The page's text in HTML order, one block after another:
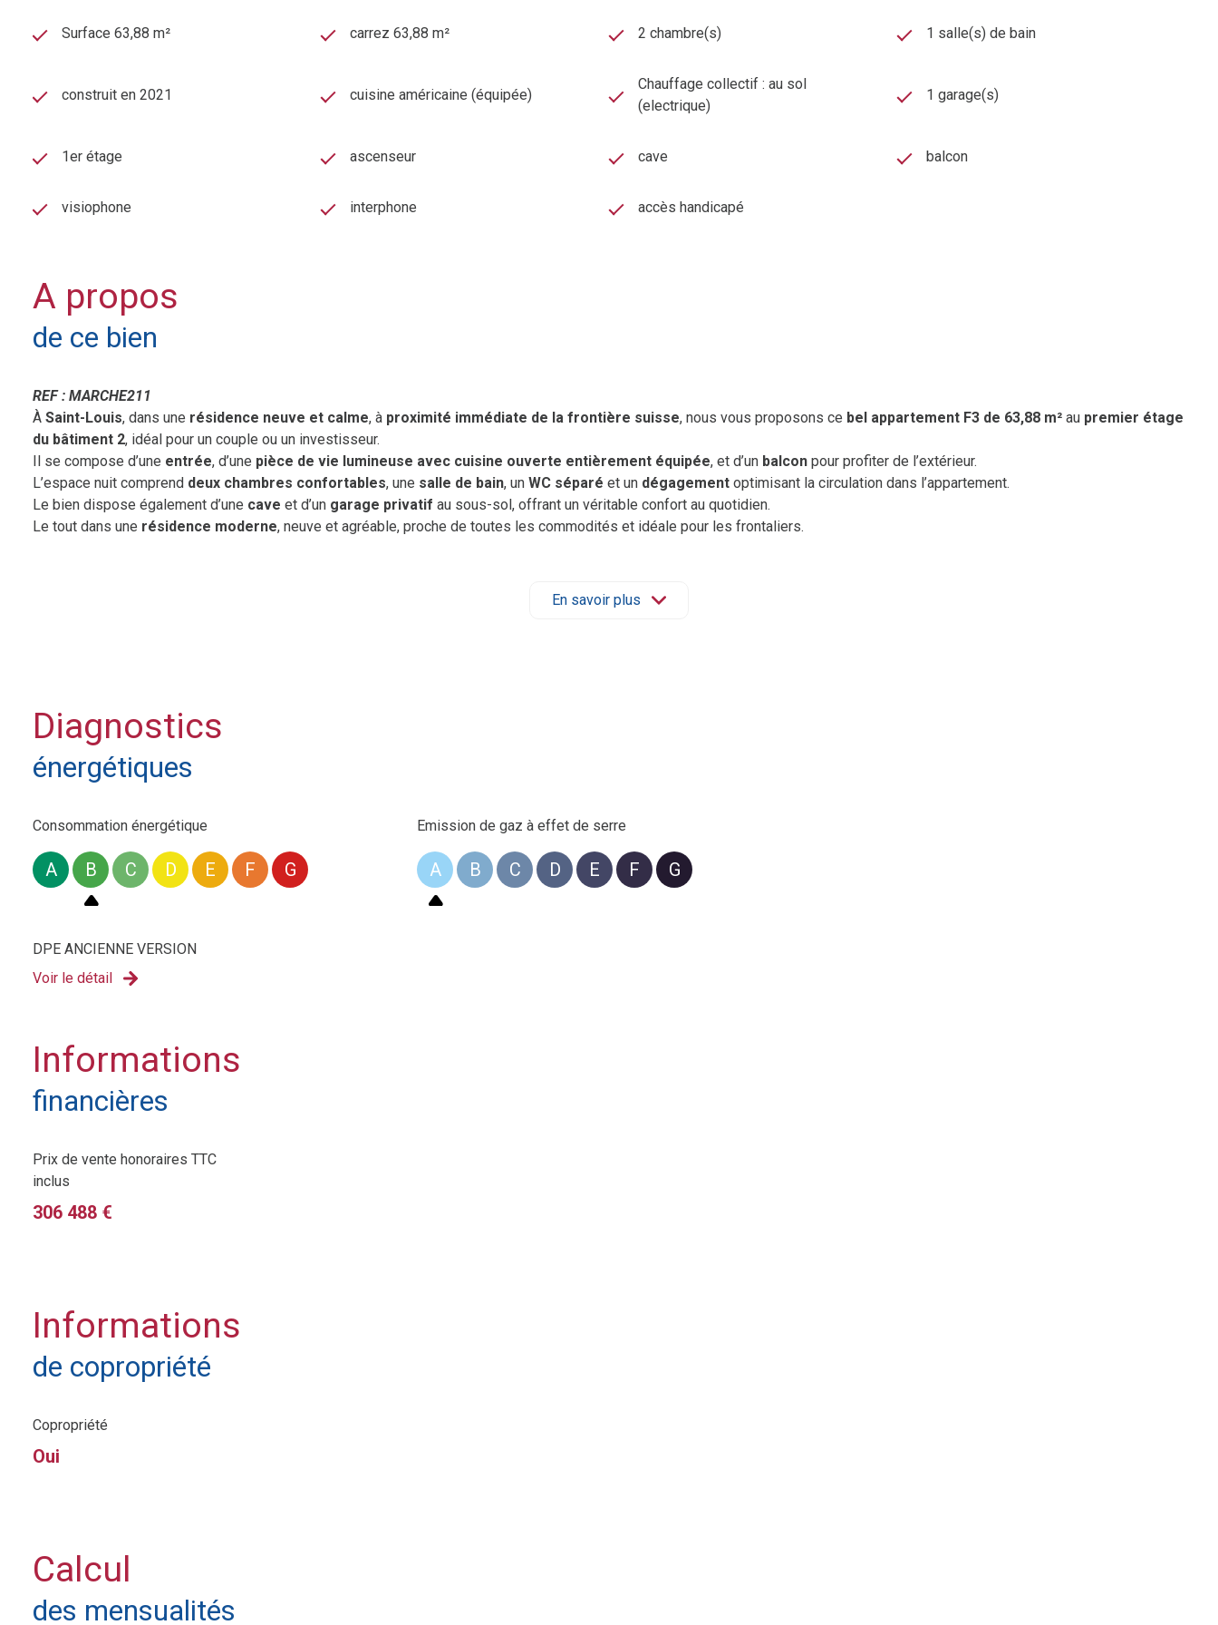
Surface 63,88 m² carrez 63,88 m² 2 chambre(s) 1 salle(s) de bain
construit en 2021 cuisine américaine (équipée)
Chauffage collectif : au sol
(electrique)
1 garage(s)
1er étage ascenseur cave balcon
visiophone interphone accès handicapé
A propos
de ce bien
REF : MARCHE211
À Saint-Louis, dans une résidence neuve et calme, à proximité immédiate de la frontière suisse, nous vous proposons ce bel appartement F3 de 63,88 m² au premier étage
du bâtiment 2, idéal pour un couple ou un investisseur.
Il se compose d’une entrée, d’une pièce de vie lumineuse avec cuisine ouverte entièrement équipée, et d’un balcon pour profiter de l’extérieur.
L’espace nuit comprend deux chambres confortables, une salle de bain, un WC séparé et un dégagement optimisant la circulation dans l’appartement.
Le bien dispose également d’une cave et d’un garage privatif au sous-sol, offrant un véritable confort au quotidien.
Le tout dans une résidence moderne, neuve et agréable, proche de toutes les commodités et idéale pour les frontaliers.
Pour toute demande d’information ou pour organiser une visite, merci de contacter l’agence au
03 67 51 00 10
En savoir plus
Diagnostics
énergétiques
Consommation énergétique
A B C D E F G
Emission de gaz à effet de serre
A B C D E F G
DPE ANCIENNE VERSION
Voir le détail
Informations
financières
Prix de vente honoraires TTC
inclus
306 488 €
Informations
de copropriété
Copropriété
Oui
Calcul
des mensualités